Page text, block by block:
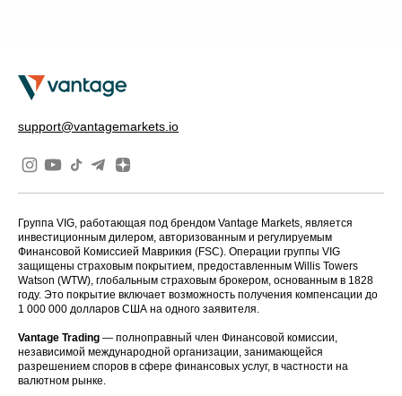
support@vantagemarkets.io
Группа VIG, работающая под брендом Vantage Markets, является
инвестиционным дилером, авторизованным и регулируемым
Финансовой Комиссией Маврикия (FSC). Операции группы VIG
защищены страховым покрытием, предоставленным Willis Towers
Watson (WTW), глобальным страховым брокером, основанным в 1828
году. Это покрытие включает возможность получения компенсации до
1 000 000 долларов США на одного заявителя.
Vantage Trading — полноправный член Финансовой комиссии,
независимой международной организации, занимающейся
разрешением споров в сфере финансовых услуг, в частности на
валютном рынке.